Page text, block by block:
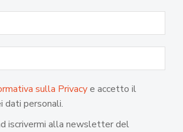
sulla Privacye accetto il
personali.
iscrivermi alla newsletter del